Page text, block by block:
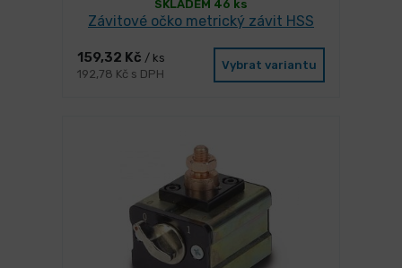
SKLADEM 46 ks
Závitové očko metrický závit HSS
159,32 Kč / ks
192,78 Kč s DPH
Vybrat variantu